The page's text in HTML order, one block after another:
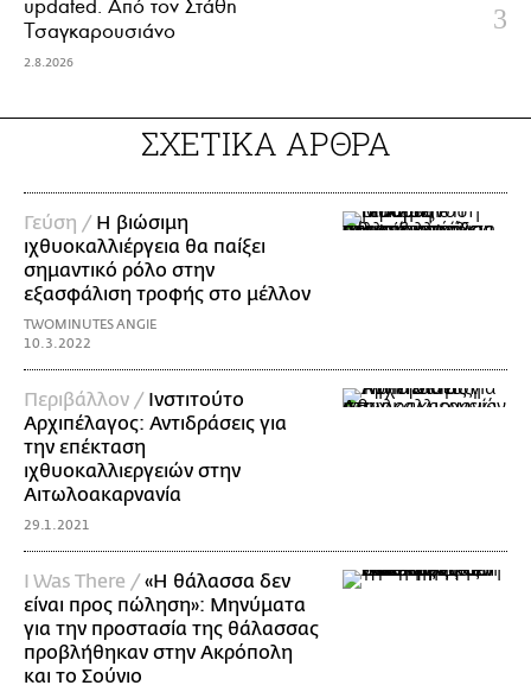
updated. Aπό τον Στάθη
Τσαγκαρουσιάνο
2.8.2026
ΣΧΕΤΙΚΑ ΑΡΘΡΑ
Γεύση / Η βιώσιμη
ιχθυοκαλλιέργεια θα παίξει
σημαντικό ρόλο στην
εξασφάλιση τροφής στο μέλλον
TWOMINUTES ANGIE
10.3.2022
Περιβάλλον / Ινστιτούτο
Αρχιπέλαγος: Αντιδράσεις για
την επέκταση
ιχθυοκαλλιεργειών στην
Αιτωλοακαρνανία
29.1.2021
I Was There / «Η θάλασσα δεν
είναι προς πώληση»: Μηνύματα
για την προστασία της θάλασσας
προβλήθηκαν στην Ακρόπολη
και το Σούνιο